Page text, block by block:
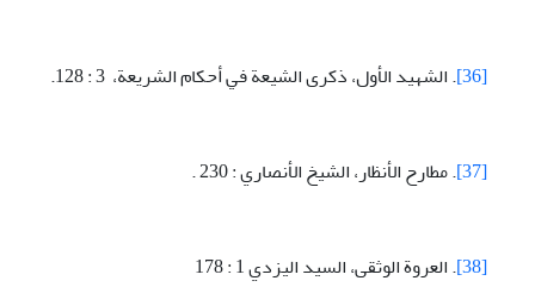
[36] . الشهيد الأول، ذكرى الشيعة في أحكام الشريعة، 3 : 128.
[37] . مطارح الأنظار، الشيخ الأنصاري : 230 .
[38] . العروة الوثقی، السيد اليزدي 1 : 178